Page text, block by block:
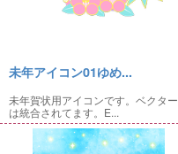
未年アイコン01ゆめ...
未年賀状用アイコンです。ベクター
は統合されてます。E...